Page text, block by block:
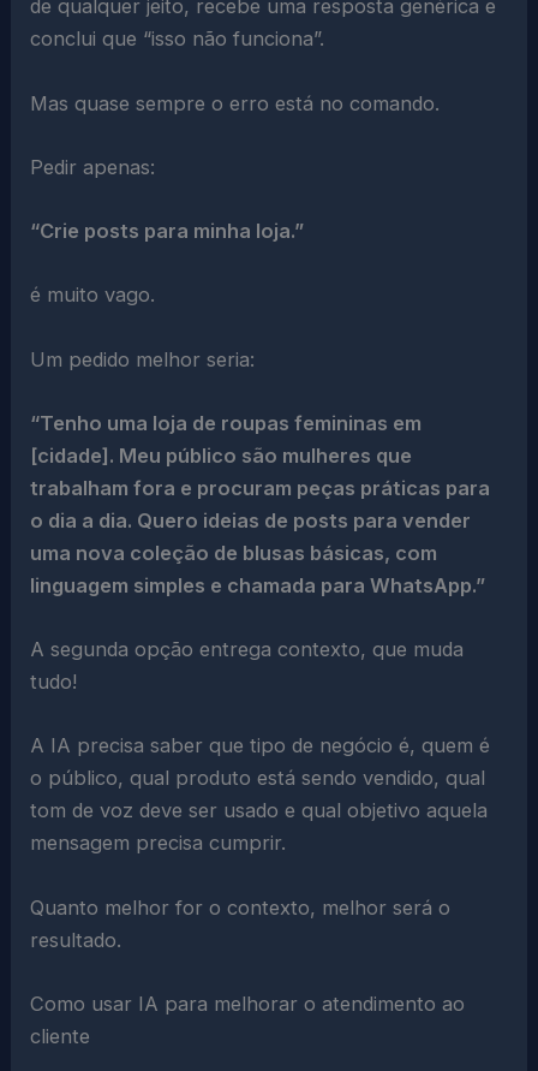
de qualquer jeito, recebe uma resposta genérica e
conclui que “isso não funciona”.
Mas quase sempre o erro está no comando.
Pedir apenas:
“Crie posts para minha loja.”
é muito vago.
Um pedido melhor seria:
“Tenho uma loja de roupas femininas em
[cidade]. Meu público são mulheres que
trabalham fora e procuram peças práticas para
o dia a dia. Quero ideias de posts para vender
uma nova coleção de blusas básicas, com
linguagem simples e chamada para WhatsApp.”
A segunda opção entrega contexto, que muda
tudo!
A IA precisa saber que tipo de negócio é, quem é
o público, qual produto está sendo vendido, qual
tom de voz deve ser usado e qual objetivo aquela
mensagem precisa cumprir.
Quanto melhor for o contexto, melhor será o
resultado.
Como usar IA para melhorar o atendimento ao
cliente